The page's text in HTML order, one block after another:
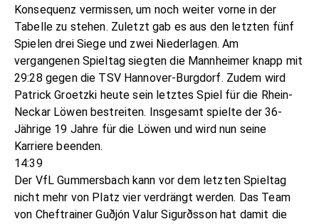
Konsequenz vermissen, um noch weiter vorne in der
Tabelle zu stehen. Zuletzt gab es aus den letzten fünf
Spielen drei Siege und zwei Niederlagen. Am
vergangenen Spieltag siegten die Mannheimer knapp mit
29:28 gegen die TSV Hannover-Burgdorf. Zudem wird
Patrick Groetzki heute sein letztes Spiel für die Rhein-
Neckar Löwen bestreiten. Insgesamt spielte der 36-
Jährige 19 Jahre für die Löwen und wird nun seine
Karriere beenden.
14:39
Der VfL Gummersbach kann vor dem letzten Spieltag
nicht mehr von Platz vier verdrängt werden. Das Team
von Cheftrainer Guðjón Valur Sigurðsson hat damit die